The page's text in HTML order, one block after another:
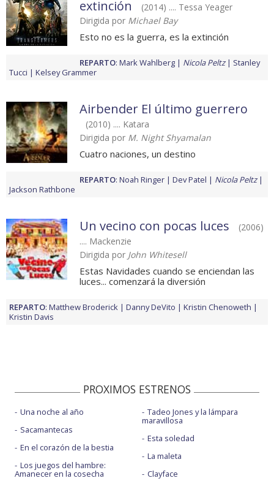
extinción
(2014) .... Tessa Yeager
Dirigida por Michael Bay
Esto no es la guerra, es la extinción
REPARTO: Mark Wahlberg Nicola Peltz
Stanley
Tucci
Kelsey Grammer
Airbender El último guerrero
(2010) .... Katara
Dirigida por M. Night Shyamalan
Cuatro naciones, un destino
REPARTO: Noah Ringer Dev Patel
Nicola Peltz
Jackson Rathbone
Un vecino con pocas luces
(2006)
.... Mackenzie
Dirigida por John Whitesell
Estas Navidades cuando se enciendan las
luces... comenzará la diversión
REPARTO: Matthew Broderick Danny DeVito
Kristin Chenoweth
Kristin Davis
PROXIMOS ESTRENOS
Una noche al año
Sacamantecas
En el corazón de la bestia
Los juegos del hambre:
Amanecer en la cosecha
Tadeo Jones y la lámpara
maravillosa
Esta soledad
La maleta
Clayface